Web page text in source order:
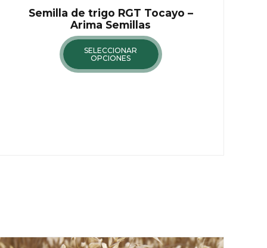
Semilla de trigo RGT Tocayo –
Arima Semillas
SELECCIONAR
OPCIONES